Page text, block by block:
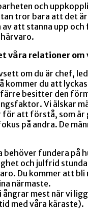
och
tror bara att det
av att stanna upp
våra relationer om
om du är chef,
kommer du att
besitter den
Vi älskar
för att förstå, som är
på andra. De
behöver fundera på
och julfrid
Du kommer att
närmaste.
ångrar mest när vi
med våra käraste).